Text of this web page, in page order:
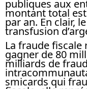
publiques aux
montant total
par an. En clair,
transfusion
La fraude
gagner de 80
milliards de
smicards qui